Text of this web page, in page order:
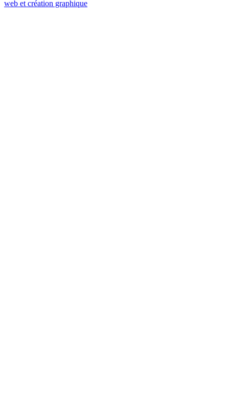
web et création graphique